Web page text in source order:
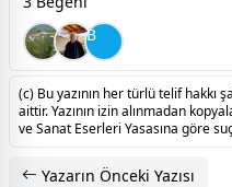
B
(c) Bu yazının her türlü telif
aittir. Yazının izin alınmadan
ve Sanat Eserleri Yasasına göre
Yazarın Önceki Yazısı